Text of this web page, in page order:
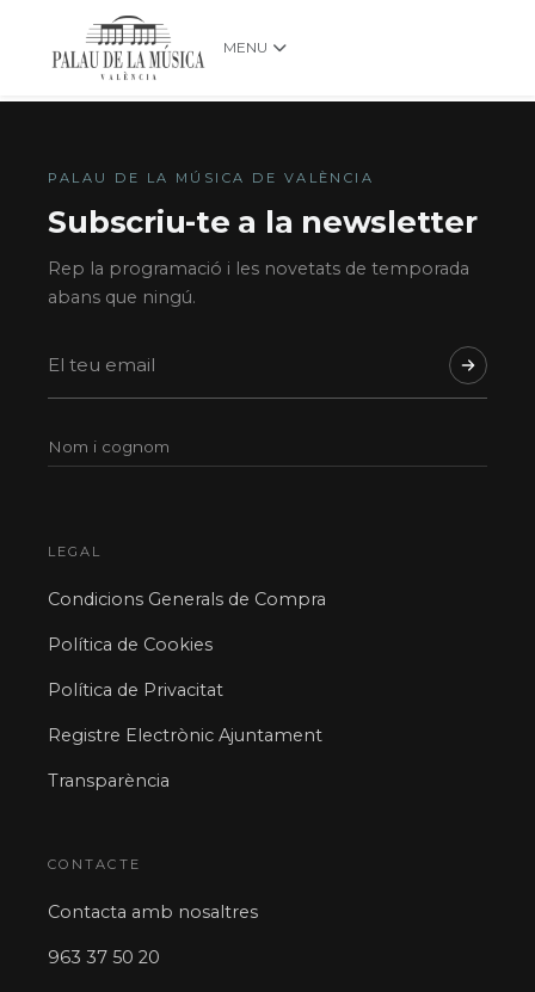
MENU
PALAU DE LA MÚSICA DE VALÈNCIA
Subscriu-te a la newsletter
Rep la programació i les novetats de temporada
abans que ningú.
LEGAL
Condicions Generals de Compra
Política de Cookies
Política de Privacitat
Registre Electrònic Ajuntament
Transparència
CONTACTE
Contacta amb nosaltres
963 37 50 20